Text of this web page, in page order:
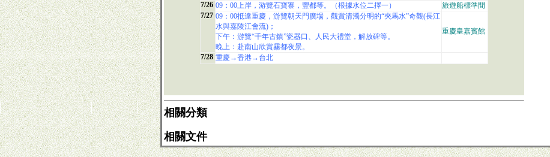
7/26 09：00上岸，游覽石寶寨，豐都等。（根據水位二擇一）
旅遊船標準間
7/27 09：00抵達重慶，游覽朝天門廣場，觀賞清濁分明的“夾馬水”奇觀(長江
水與嘉陵江會流)；
下午：游覽“千年古鎮”瓷器口、人民大禮堂，解放碑等。
晚上：赴南山欣賞霧都夜景。
重慶皇嘉賓館
7/28 重慶→香港→台北
相關分類
相關文件